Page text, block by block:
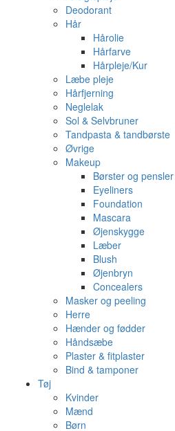
Deodorant
Hår
Hårolie
Hårfarve
Hårpleje/Kur
Læbe pleje
Hårfjerning
Neglelak
Sol & Selvbruner
Tandpasta & tandbørste
Øvrige
Makeup
Børster og pensler
Eyeliners
Foundation
Mascara
Øjenskygge
Læber
Blush
Øjenbryn
Concealers
Masker og peeling
Herre
Hænder og fødder
Håndsæbe
Plaster & fitplaster
Bind & tamponer
Tøj
Kvinder
Mænd
Børn